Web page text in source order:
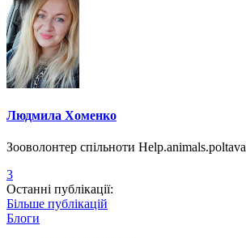
Людмила Хоменко
Зооволонтер спільноти Help.animals.poltava
3
Останні публікації:
Більше публікацій
Блоги